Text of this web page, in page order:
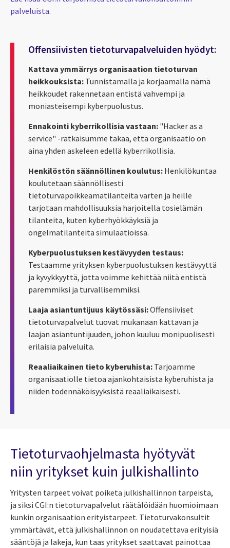
palveluista.
Offensiivisten tietoturvapalveluiden hyödyt:
Kattava ymmärrys organisaation tietoturvan
heikkouksista: Tunnistamalla ja korjaamalla nämä
heikkoudet rakennetaan entistä vahvempi ja
moniasteisempi kyberpuolustus.
Ennakointi kyberrikollisia vastaan: "Hacker as a
service" -ratkaisumme takaa, että organisaatio on
aina yhden askeleen edellä kyberrikollisia.
Henkilöstön säännöllinen koulutus: Henkilökuntaa
koulutetaan säännöllisesti
tietoturvapoikkeamatilanteita varten ja heille
tarjotaan mahdollisuuksia harjoitella tosielämän
tilanteita, kuten kyberhyökkäyksiä ja
ongelmatilanteita simulaatioissa.
Kyberpuolustuksen kestävyyden testaus:
Testaamme yrityksen kyberpuolustuksen kestävyyttä
ja kyvykkyyttä, jotta voimme kehittää niitä entistä
paremmiksi ja turvallisemmiksi.
Laaja asiantuntijuus käytössäsi:Offensiiviset
tietoturvapalvelut tuovat mukanaan kattavan ja
laajan asiantuntijuuden, johon kuuluu monipuolisesti
erilaisia palveluita.
Reaaliaikainen tieto kyberuhista: Tarjoamme
organisaatiolle tietoa ajankohtaisista kyberuhista ja
niiden todennäköisyyksistä reaaliaikaisesti.
Tietoturvaohjelmasta hyötyvät
niin yritykset kuin julkishallinto
Yritysten tarpeet voivat poiketa julkishallinnon tarpeista,
ja siksi CGI:n tietoturvapalvelut räätälöidään huomioimaan
kunkin organisaation erityistarpeet. Tietoturvakonsultit
ymmärtävät, että julkishallinnon on noudatettava erityisiä
sääntöjä ja lakeja, kun taas yritykset saattavat painottaa